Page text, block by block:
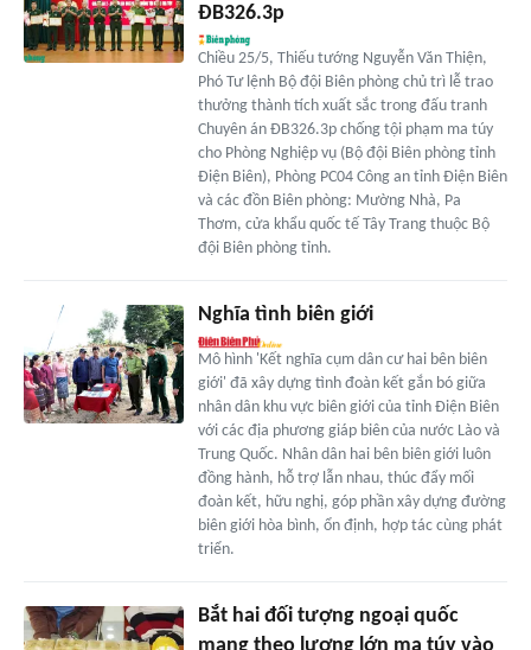
ĐB326.3p
Chiều 25/5, Thiếu tướng Nguyễn Văn Thiện,
Phó Tư lệnh Bộ đội Biên phòng chủ trì lễ trao
thưởng thành tích xuất sắc trong đấu tranh
Chuyên án ĐB326.3p chống tội phạm ma túy
cho Phòng Nghiệp vụ (Bộ đội Biên phòng tỉnh
Điện Biên), Phòng PC04 Công an tỉnh Điện Biên
và các đồn Biên phòng: Mường Nhà, Pa
Thơm, cửa khẩu quốc tế Tây Trang thuộc Bộ
đội Biên phòng tỉnh.
Nghĩa tình biên giới
Mô hình 'Kết nghĩa cụm dân cư hai bên biên
giới' đã xây dựng tình đoàn kết gắn bó giữa
nhân dân khu vực biên giới của tỉnh Điện Biên
với các địa phương giáp biên của nước Lào và
Trung Quốc. Nhân dân hai bên biên giới luôn
đồng hành, hỗ trợ lẫn nhau, thúc đẩy mối
đoàn kết, hữu nghị, góp phần xây dựng đường
biên giới hòa bình, ổn định, hợp tác cùng phát
triển.
Bắt hai đối tượng ngoại quốc
mang theo lượng lớn ma túy vào